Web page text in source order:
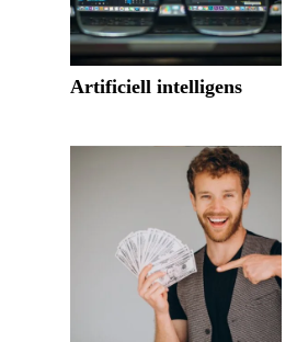
Artificiell intelligens